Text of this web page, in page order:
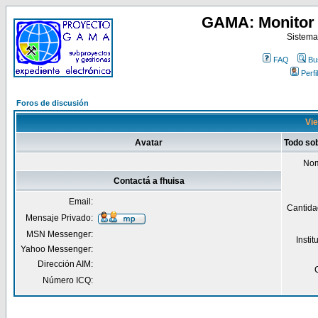
GAMA:
FAQ
Perfil
Foros de discusión
Avatar Todo
Contactá a fhuisa
Email:
Mensaje Privado:
MSN Messenger:
Yahoo Messenger:
Dirección AIM:
Número ICQ: